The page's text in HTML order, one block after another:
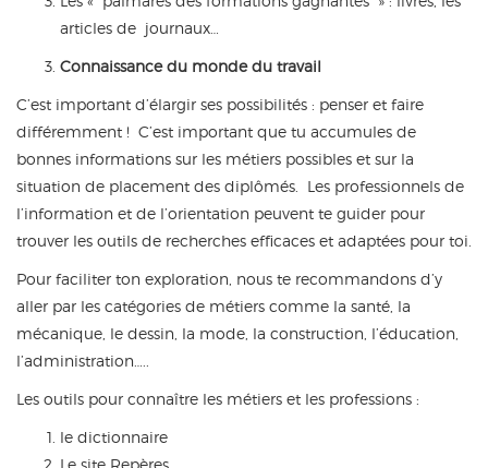
articles de journaux…
Connaissance du monde du travail
C’est important d’élargir ses possibilités : penser et faire
différemment ! C’est important que tu accumules de
bonnes informations sur les métiers possibles et sur la
situation de placement des diplômés. Les professionnels de
l’information et de l’orientation peuvent te guider pour
trouver les outils de recherches efficaces et adaptées pour toi.
Pour faciliter ton exploration, nous te recommandons d’y
aller par les catégories de métiers comme la santé, la
mécanique, le dessin, la mode, la construction, l’éducation,
l’administration…..
Les outils pour connaître les métiers et les professions :
le dictionnaire
Le site Repères